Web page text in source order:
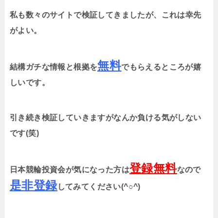
私も数々のサイトで検証してきましたが、これは幸先
がよい。
結構ガチな情報と根拠を無料でもらえるところが嬉
しいです。
引き続き検証していきますがなんか負ける気がしない
です(笑)
日本競輪投資会が気になった方は登録無料なので
是非登録してみてください(^○^)